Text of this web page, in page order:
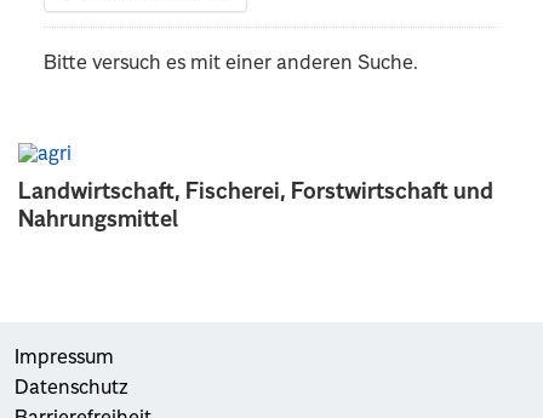
Landwirtschaft, Fischerei, Forstwirtschaft und
Nahrungsmittel
Bitte versuch es mit einer anderen Suche.
Impressum
Datenschutz